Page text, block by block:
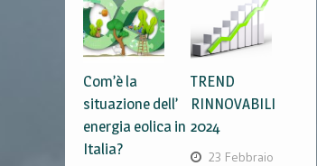
Com’è la
situazione dell’
energia eolica in
Italia?
TREND
RINNOVABILI
2024
23 Febbraio